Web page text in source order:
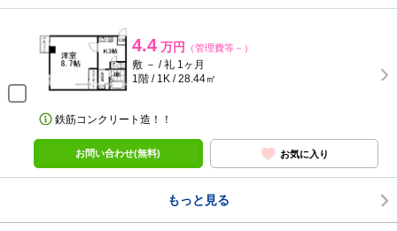
4.4 万円 （管理費等－）
敷 － / 礼 1ヶ月
1階 / 1K / 28.44㎡
鉄筋コンクリート造！！
お問い合わせ(無料) お気に入り
もっと見る